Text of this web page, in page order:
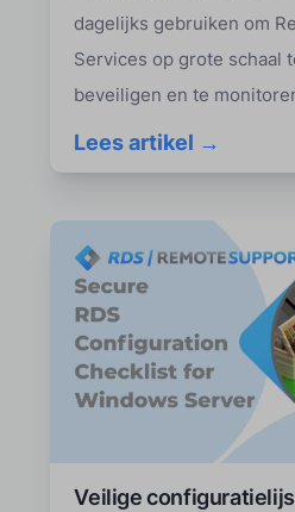
dagelijks gebruiken om
Services op grote schaal
beveiligen en te
Lees artikel →
Veilige